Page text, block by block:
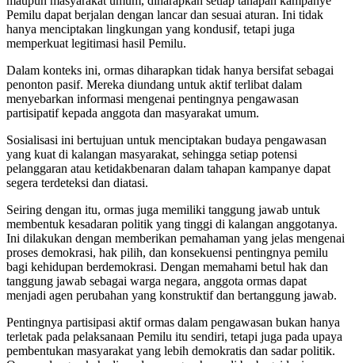
Pemilu dapat berjalan dengan lancar dan sesuai aturan. Ini tidak
hanya menciptakan lingkungan yang kondusif, tetapi juga
memperkuat legitimasi hasil Pemilu.
Dalam konteks ini, ormas diharapkan tidak hanya bersifat sebagai
penonton pasif. Mereka diundang untuk aktif terlibat dalam
menyebarkan informasi mengenai pentingnya pengawasan
partisipatif kepada anggota dan masyarakat umum.
Sosialisasi ini bertujuan untuk menciptakan budaya pengawasan
yang kuat di kalangan masyarakat, sehingga setiap potensi
pelanggaran atau ketidakbenaran dalam tahapan kampanye dapat
segera terdeteksi dan diatasi.
Seiring dengan itu, ormas juga memiliki tanggung jawab untuk
membentuk kesadaran politik yang tinggi di kalangan anggotanya.
Ini dilakukan dengan memberikan pemahaman yang jelas mengenai
proses demokrasi, hak pilih, dan konsekuensi pentingnya pemilu
bagi kehidupan berdemokrasi. Dengan memahami betul hak dan
tanggung jawab sebagai warga negara, anggota ormas dapat
menjadi agen perubahan yang konstruktif dan bertanggung jawab.
Pentingnya partisipasi aktif ormas dalam pengawasan bukan hanya
terletak pada pelaksanaan Pemilu itu sendiri, tetapi juga pada upaya
pembentukan masyarakat yang lebih demokratis dan sadar politik.